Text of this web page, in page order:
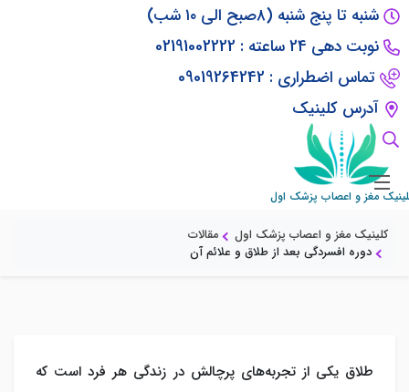
شنبه تا پنج شنبه (۸صبح الی ۱۰ شب)
نوبت دهی 24 ساعته : 02191002222
تماس اضطراری : 09019264242
آدرس کلینیک
مغز و اعصاب پزشک اول
دوره افسردگی بعد از طلاق و علائم آن
کلینیک مغز و اعصاب پزشک اول
مقالات
دوره افسردگی بعد از طلاق و علائم آن
طلاق یکی از تجربه‌های پرچالش در زندگی هر فرد است که